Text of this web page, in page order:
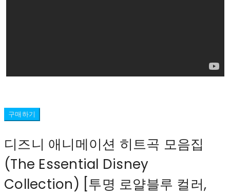
구매하기
디즈니 애니메이션 히트곡 모음집
(The Essential Disney
Collection) [투명 로얄블루 컬러,